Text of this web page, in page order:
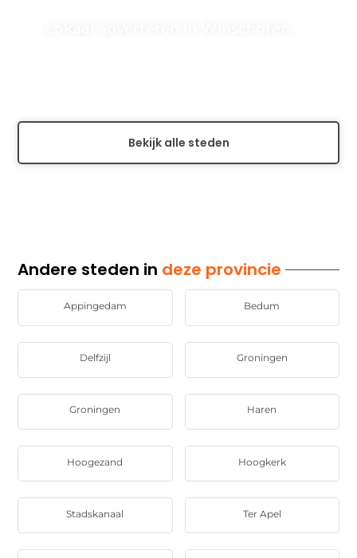
Bekijk alle steden
Andere steden in deze provincie
Appingedam Bedum
Delfzijl Groningen
Groningen Haren
Hoogezand Hoogkerk
Stadskanaal Ter Apel